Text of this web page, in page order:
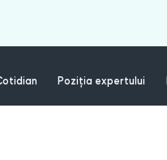
Poziția expertului